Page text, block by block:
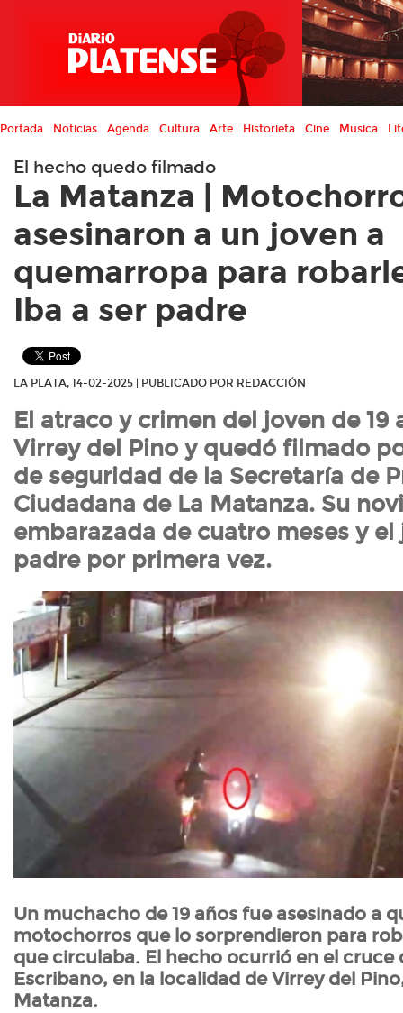
Portada Noticias Agenda Cultura Arte Historieta Cine Musica
El hecho quedo filmado
La Matanza |
asesinaron a un joven a
quemarropa para
Iba a ser padre
LA PLATA, 14-02-2025 | PUBLICADO POR REDACCIÓN
El atraco y crimen del joven de 19
Virrey del Pino y quedó filmado
de seguridad de la Secretaría de
Ciudadana de La Matanza. Su
embarazada de cuatro meses y el
padre por primera vez.
Un muchacho de 19 años fue asesinado a
motochorros que lo sorprendieron para
que circulaba. El hecho ocurrió en el cruce
Escribano, en la localidad de Virrey del
Matanza.